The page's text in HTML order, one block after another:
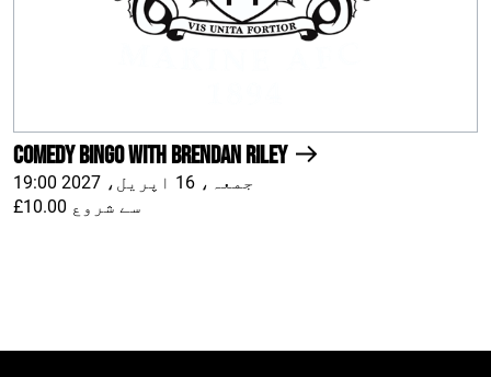
Comedy Bingo With Brendan Riley
جمعہ، 16 اپریل، 2027 19:00
£10.00 سے شروع